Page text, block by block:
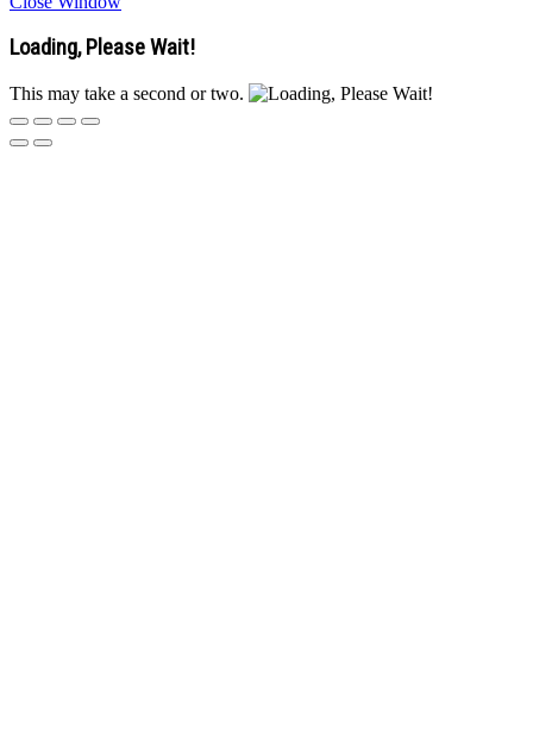
Loading, Please Wait!
This may take a second or two.